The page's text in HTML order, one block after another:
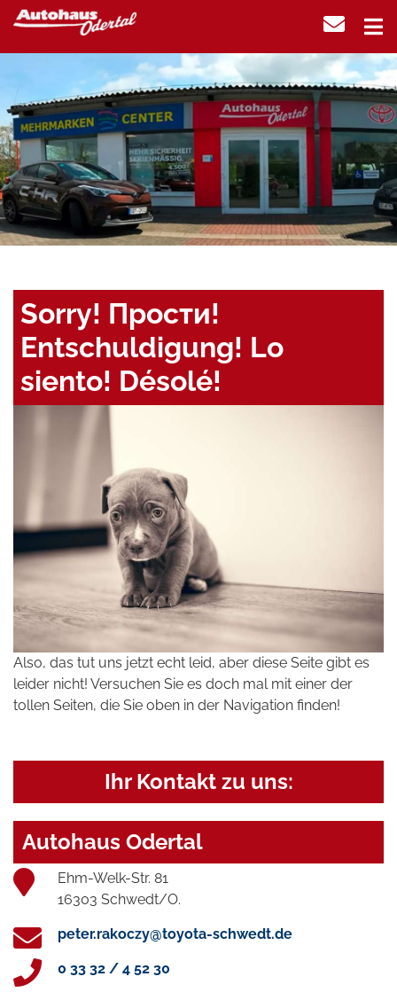
Sorry! Прости!
Entschuldigung! Lo
siento! Désolé!
Also, das tut uns jetzt echt leid, aber diese Seite gibt es
leider nicht! Versuchen Sie es doch mal mit einer der
tollen Seiten, die Sie oben in der Navigation finden!
Ihr Kontakt zu uns:
Autohaus Odertal
Ehm-Welk-Str. 81
16303 Schwedt/O.
peter.rakoczy@toyota-schwedt.de
0 33 32 / 4 52 30